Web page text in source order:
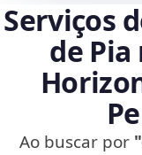
Serviços
de Pia
Ao buscar por